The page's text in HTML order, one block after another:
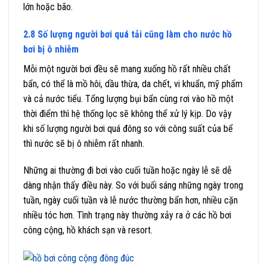
lớn hoặc bão.
2.8 Số lượng người bơi quá tải cũng làm cho nước hồ
bơi bị ô nhiễm
Mỗi một người bơi đều sẽ mang xuống hồ rất nhiều chất
bẩn, có thể là mồ hôi, dầu thừa, da chết, vi khuẩn, mỹ phẩm
và cả nước tiểu. Tổng lượng bụi bẩn cùng rơi vào hồ một
thời điểm thì hệ thống lọc sẽ không thể xử lý kịp. Do vậy
khi số lượng người bơi quá đông so với công suất của bể
thì nước sẽ bị ô nhiễm rất nhanh.
Những ai thường đi bơi vào cuối tuần hoặc ngày lễ sẽ dễ
dàng nhận thấy điều này. So với buổi sáng những ngày trong
tuần, ngày cuối tuần và lễ nước thường bẩn hơn, nhiều cặn
nhiều tóc hơn. Tình trạng này thường xảy ra ở các hồ bơi
công cộng, hồ khách sạn và resort.